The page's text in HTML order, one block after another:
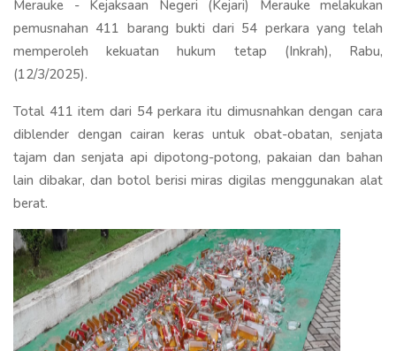
Merauke - Kejaksaan Negeri (Kejari) Merauke melakukan
pemusnahan 411 barang bukti dari 54 perkara yang telah
memperoleh kekuatan hukum tetap (Inkrah), Rabu,
(12/3/2025).
Total 411 item dari 54 perkara itu dimusnahkan dengan cara
diblender dengan cairan keras untuk obat-obatan, senjata
tajam dan senjata api dipotong-potong, pakaian dan bahan
lain dibakar, dan botol berisi miras digilas menggunakan alat
berat.